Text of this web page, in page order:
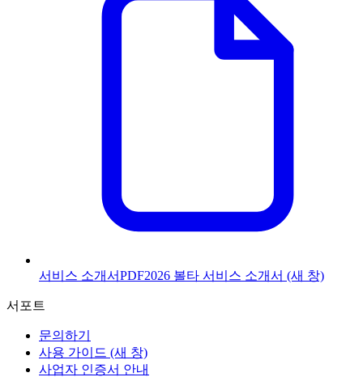
서비스 소개서PDF2026 볼타 서비스 소개서 (새 창)
서포트
문의하기
사용 가이드 (새 창)
사업자 인증서 안내